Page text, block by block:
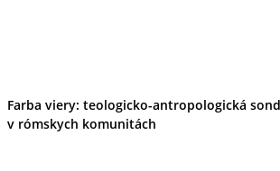
Farba viery: teologicko-antropologická
v rómskych komunitách